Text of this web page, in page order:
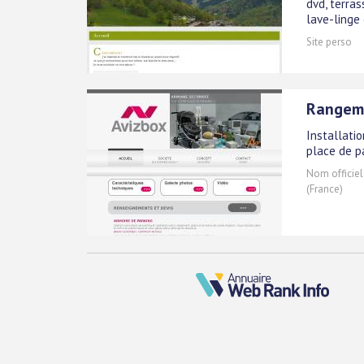
dvd,
lave-linge
Site perso
place de
Nom
(France)